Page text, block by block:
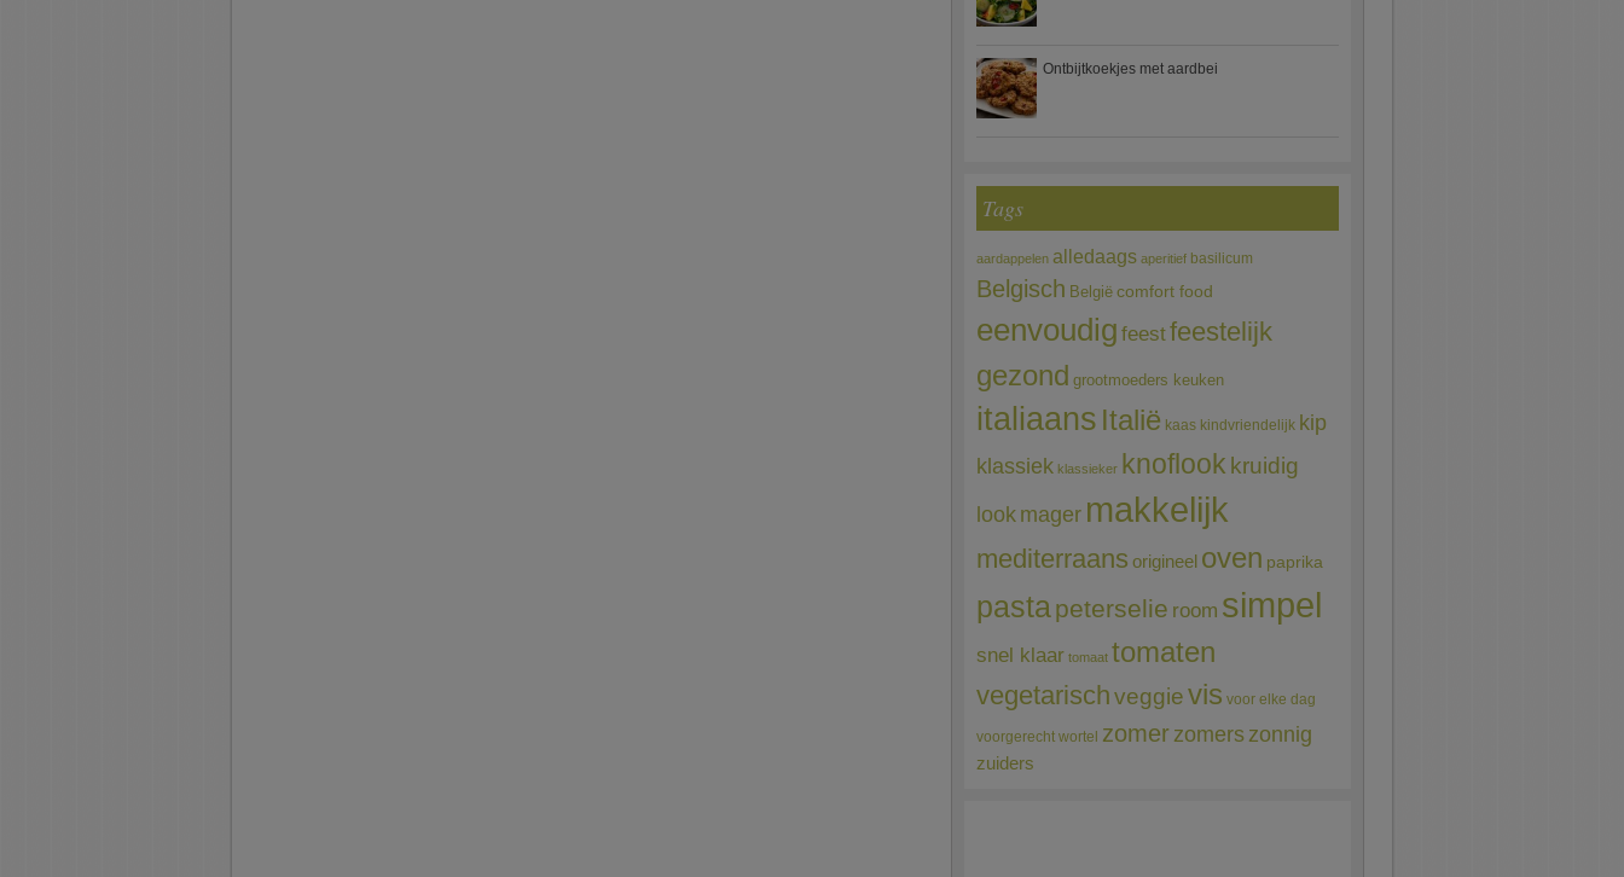
Ontbijtkoekjes met aardbei
Tags
aardappelen alledaags aperitief basilicum
Belgisch België comfort food
eenvoudig feestfeestelijk
gezond grootmoeders keuken
italiaans Italië kaas kindvriendelijk kip
klassiek klassieker knoflook kruidig
look mager makkelijk
mediterraans origineel oven paprika
pastapeterselie room simpel
snel klaar tomaat tomaten
vegetarischveggievis voor elke dag
voorgerecht wortel zomerzomerszonnig
zuiders